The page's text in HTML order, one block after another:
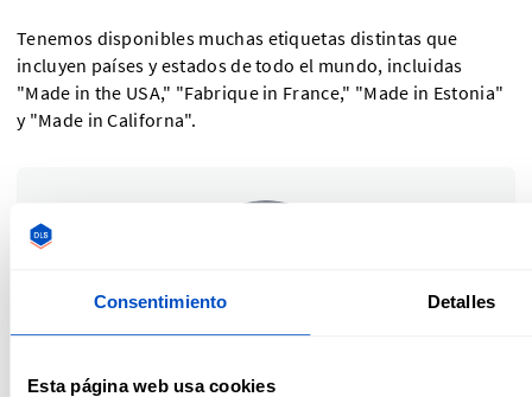
Consentimiento Detalles
Esta página web usa cookies
Tenemos disponibles muchas etiquetas distintas que
incluyen países y estados de todo el mundo, incluidas
"Made in the USA," "Fabrique in France," "Made in Estonia"
y "Made in Californa".